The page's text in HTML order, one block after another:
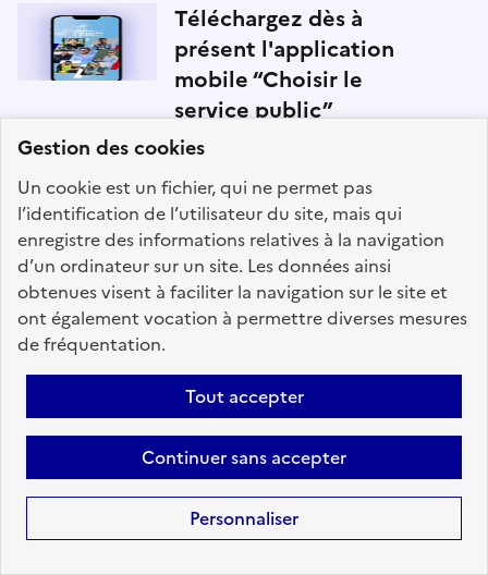
Gestion des cookies
Un cookie est un fichier, qui ne permet pas
l’identification de l’utilisateur du site, mais qui
enregistre des informations relatives à la navigation
d’un ordinateur sur un site. Les données ainsi
obtenues visent à faciliter la navigation sur le site et
ont également vocation à permettre diverses mesures
de fréquentation.
Tout accepter
Continuer sans accepter
Personnaliser
Téléchargez dès à
présent l'application
mobile “Choisir le
service public”
Avec l’application, retrouvez en
circonstances les offres d'emploi
disponibles dans l'ensemble des
trois versants de la fonction
publique.
Suivez-nous